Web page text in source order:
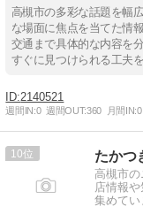
高槻市の多彩な話題を幅
な場面に焦点を当てた情
交通まで具体的な内容を
すぐに見つけられる工夫
2140521
週間IN:0 週間OUT:360 月間IN:0
10 たかつ
高槻市の
店情報
集めてい